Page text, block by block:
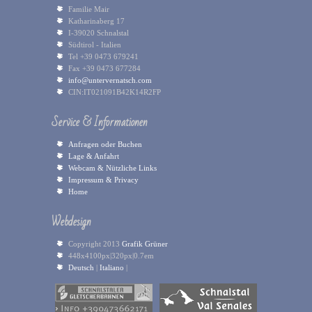
Familie Mair
Katharinaberg 17
I-39020 Schnalstal
Südtirol - Italien
Tel +39 0473 679241
Fax +39 0473 677284
info@untervernatsch.com
CIN:IT021091B42K14R2FP
Service & Informationen
Anfragen oder Buchen
Lage & Anfahrt
Webcam & Nützliche Links
Impressum & Privacy
Home
Webdesign
Copyright 2013 Grafik Grüner
448x4100px|320px|0.7em
Deutsch | Italiano |